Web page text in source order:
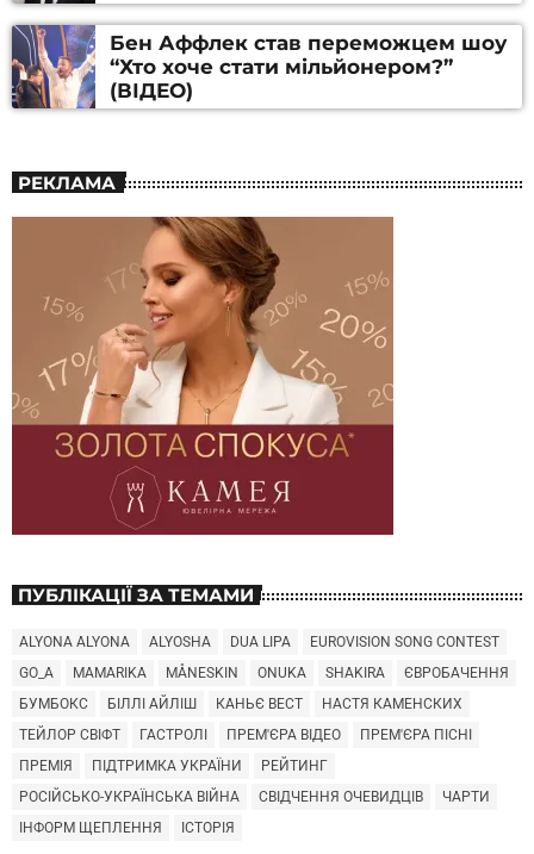
Бен Аффлек став переможцем шоу
“Хто хоче стати мільйонером?”
(ВІДЕО)
РЕКЛАМА
ПУБЛІКАЦІЇ ЗА ТЕМАМИ
ALYONA ALYONA ALYOSHA DUA LIPA
EUROVISION SONG CONTEST
GO_A
MAMARIKA MÅNESKIN ONUKA SHAKIRA
ЄВРОБАЧЕННЯ
БУМБОКС
БІЛЛІ АЙЛІШ КАНЬЄ ВЕСТ
НАСТЯ КАМЕНСКИХ
ТЕЙЛОР СВІФТ
ГАСТРОЛІ ПРЕМ'ЄРА ВІДЕО
ПРЕМ'ЄРА ПІСНІ
ПРЕМІЯ
ПІДТРИМКА УКРАЇНИ
РЕЙТИНГ
РОСІЙСЬКО-УКРАЇНСЬКА ВІЙНА
СВІДЧЕННЯ ОЧЕВИДЦІВ
ЧАРТИ
ІНФОРМ ЩЕПЛЕННЯ
ІСТОРІЯ